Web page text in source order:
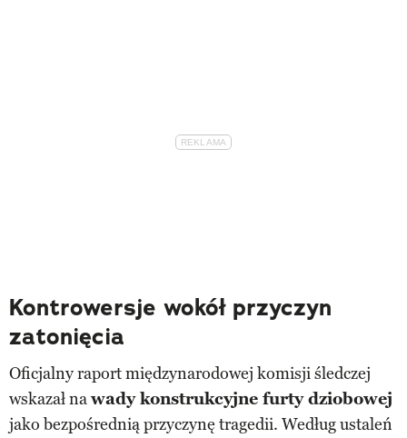
Kontrowersje wokół przyczyn
zatonięcia
Oficjalny raport międzynarodowej komisji śledczej
wskazał nawady konstrukcyjne furty dziobowej
jako bezpośrednią przyczynę tragedii. Według ustaleń